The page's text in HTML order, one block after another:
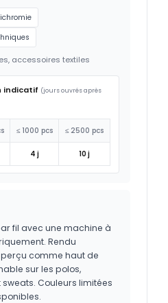
accessoires textiles
indicatif (jours ouvrés après
≤ 1000 pcs ≤ 2500 pcs
4 j 10 j
fil avec une machine à
Rendu
comme haut de
sur les polos,
Couleurs limitées